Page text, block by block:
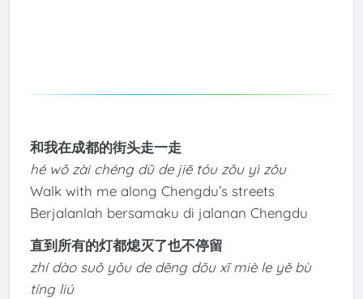
和我在成都的街头走一走
hé wǒ zài chéng dū de jiē tóu zǒu yì zǒu
Walk with me along Chengdu’s streets
Berjalanlah bersamaku di jalanan Chengdu
直到所有的灯都熄灭了也不停留
zhí dào suǒ yǒu de dēng dōu xī miè le yě bù
tíng liú